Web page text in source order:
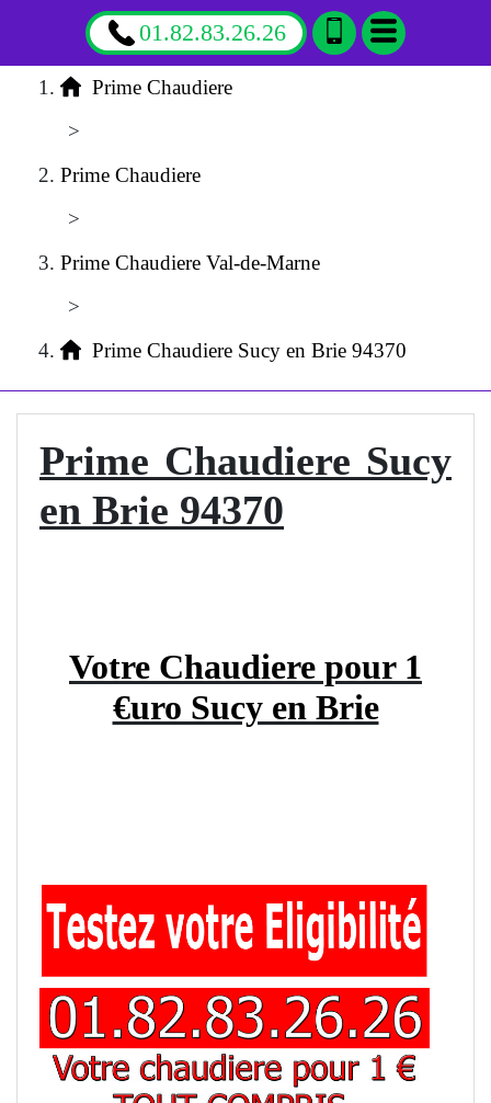
01.82.83.26.26
Prime Chaudiere
>
Prime Chaudiere
>
Prime Chaudiere Val-de-Marne
>
Prime Chaudiere Sucy en Brie 94370
Prime Chaudiere Sucy
en Brie 94370
Votre Chaudiere pour 1
€uro Sucy en Brie